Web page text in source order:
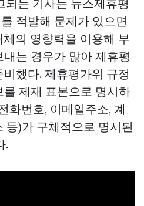
는 기사는 뉴스제휴평
적발해 문제가 있으면
의 영향력을 이용해 부
는 경우가 많아 제휴평
했다. 제휴평가위 규정
제재 표본으로 명시하
화번호, 이메일주소, 계
등)가 구체적으로 명시된
.